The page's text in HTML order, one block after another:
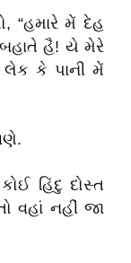
“હમારે મેં દેહ
હૈ! યે મેરે
કે પાની મેં
હિંદુ દોસ્ત
વહાં નહીં જા